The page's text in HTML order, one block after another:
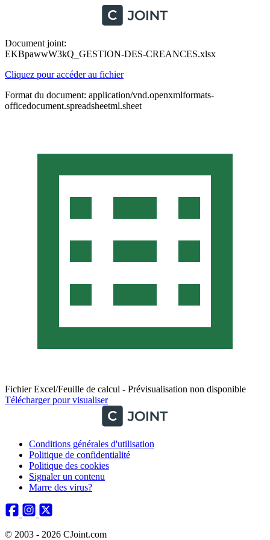
Document joint:
EKBpawwW3kQ_GESTION-DES-CREANCES.xlsx
Cliquez pour accéder au fichier
Format du document: application/vnd.openxmlformats-
officedocument.spreadsheetml.sheet
Fichier Excel/Feuille de calcul - Prévisualisation non disponible
Télécharger pour visualiser
Conditions générales d'utilisation
Politique de confidentialité
Politique des cookies
Signaler un contenu
Marre des virus?
© 2003 - 2026 CJoint.com